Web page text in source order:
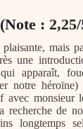
:
mais
une
apparaît,
notre
avec monsieur
recherche de
longtemps